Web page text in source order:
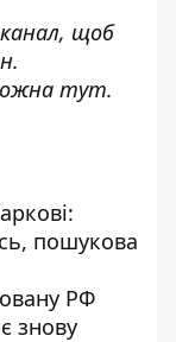
, щоб
тут.
пошукова
РФ
знову